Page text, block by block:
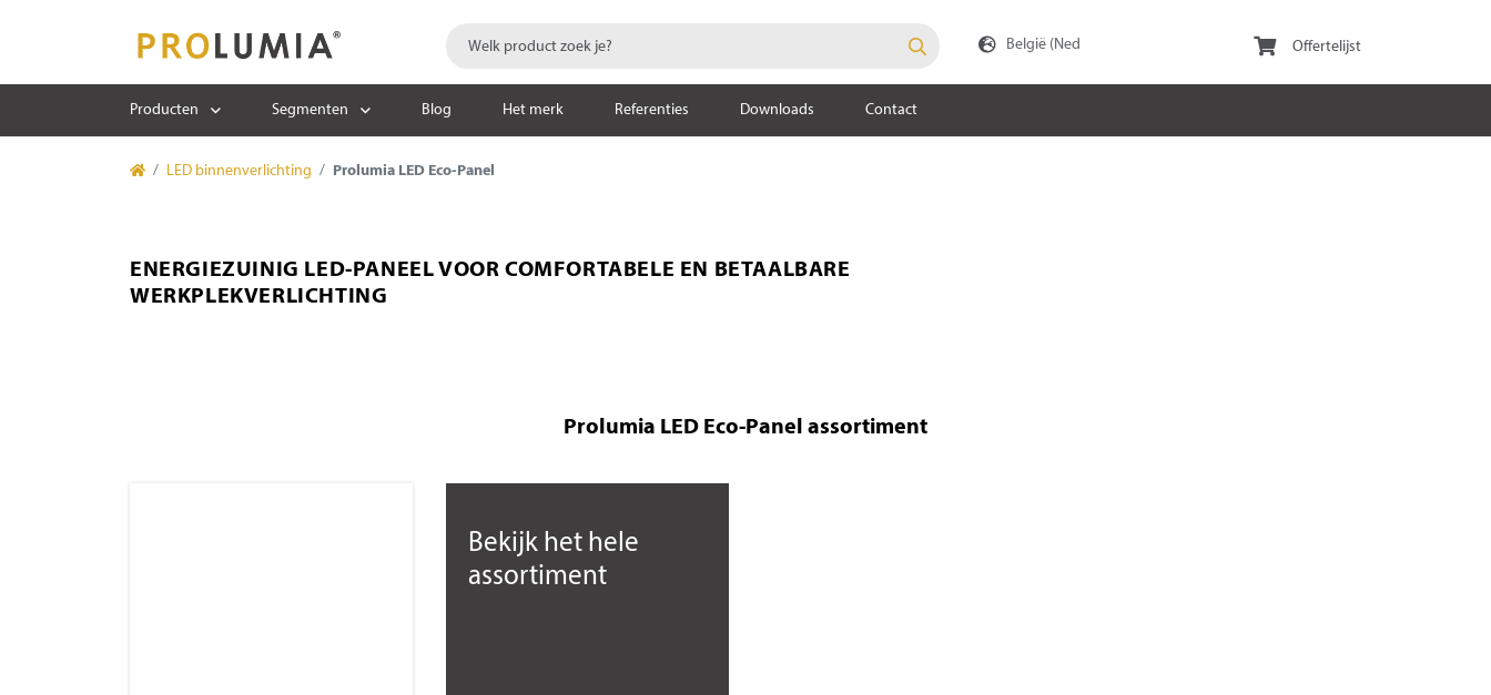
Offertelijst
Producten Segmenten Blog Het merk Referenties Downloads Contact
LED binnenverlichting Prolumia LED Eco-Panel
ENERGIEZUINIG LED-PANEEL VOOR COMFORTABELE EN BETAALBARE
WERKPLEKVERLICHTING
Prolumia LED Eco-Panel assortiment
Bekijk het hele
assortiment